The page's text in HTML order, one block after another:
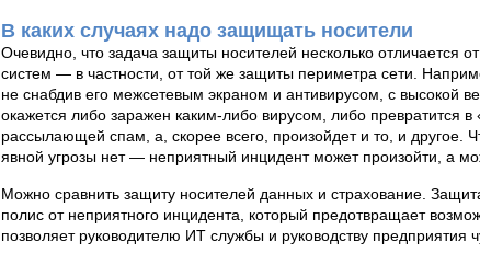
В каких случаях надо защищать носители
Очевидно, что задача защиты носителей несколько отличается
систем — в частности, от той же защиты периметра сети.
не снабдив его межсетевым экраном и антивирусом, с высокой
окажется либо заражен каким-либо вирусом, либо превратится в
рассылающей спам, а, скорее всего, произойдет и то, и другое.
явной угрозы нет — неприятный инцидент может произойти, а
Можно сравнить защиту носителей данных и страхование.
полис от неприятного инцидента, который предотвращает
позволяет руководителю ИТ службы и руководству предприятия